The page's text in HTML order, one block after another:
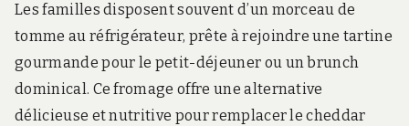
Les familles disposent souvent d’un morceau de
tomme au réfrigérateur, prête à rejoindre une tartine
gourmande pour le petit-déjeuner ou un brunch
dominical. Ce fromage offre une alternative
délicieuse et nutritive pour remplacer le cheddar